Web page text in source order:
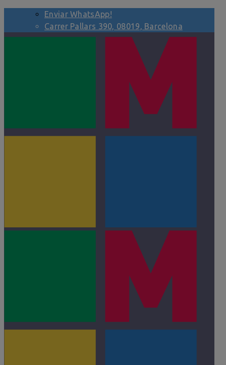
Enviar WhatsApp!
Carrer Pallars 390, 08019, Barcelona